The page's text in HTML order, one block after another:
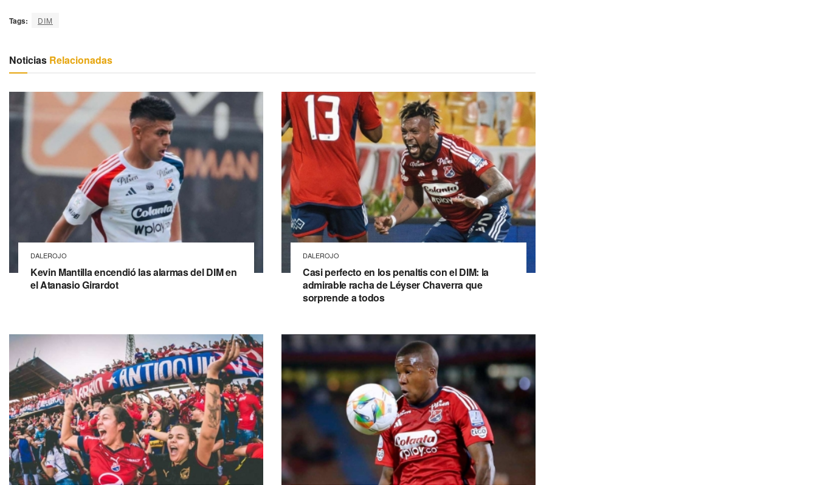
Tags: DIM
Noticias Relacionadas
DALEROJO
Kevin Mantilla encendió las alarmas del DIM en
el Atanasio Girardot
DALEROJO
Casi perfecto en los penaltis con el DIM: la
admirable racha de Léyser Chaverra que
sorprende a todos